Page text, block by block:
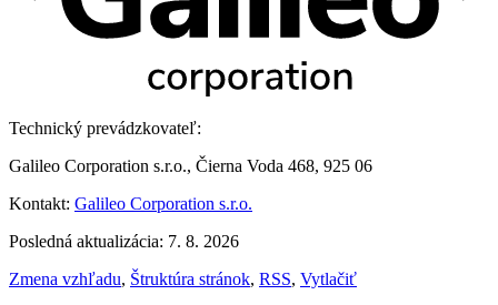
Technický prevádzkovateľ:
Galileo Corporation s.r.o., Čierna Voda 468, 925 06
Kontakt: Galileo Corporation s.r.o.
Posledná aktualizácia: 7. 8. 2026
Zmena vzhľadu, Štruktúra stránok, RSS, Vytlačiť